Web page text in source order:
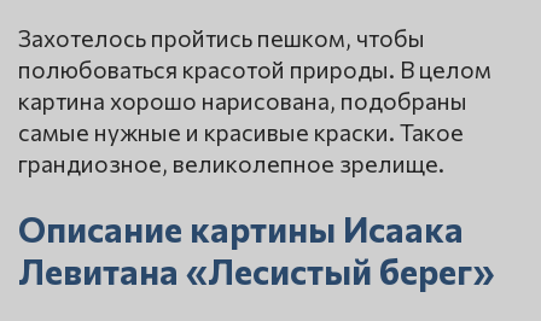
Захотелось пройтись пешком, чтобы
полюбоваться красотой природы. В целом
картина хорошо нарисована, подобраны
самые нужные и красивые краски. Такое
грандиозное, великолепное зрелище.
Описание картины Исаака
Левитана «Лесистый берег»